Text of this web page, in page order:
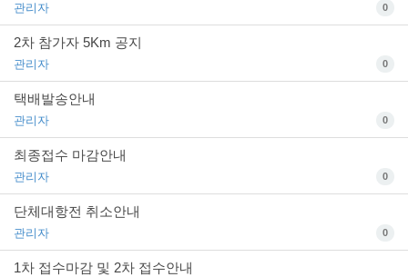
관리자 0
2차 참가자 5Km 공지
관리자 0
택배발송안내
관리자 0
최종접수 마감안내
관리자 0
단체대항전 취소안내
관리자 0
1차 접수마감 및 2차 접수안내